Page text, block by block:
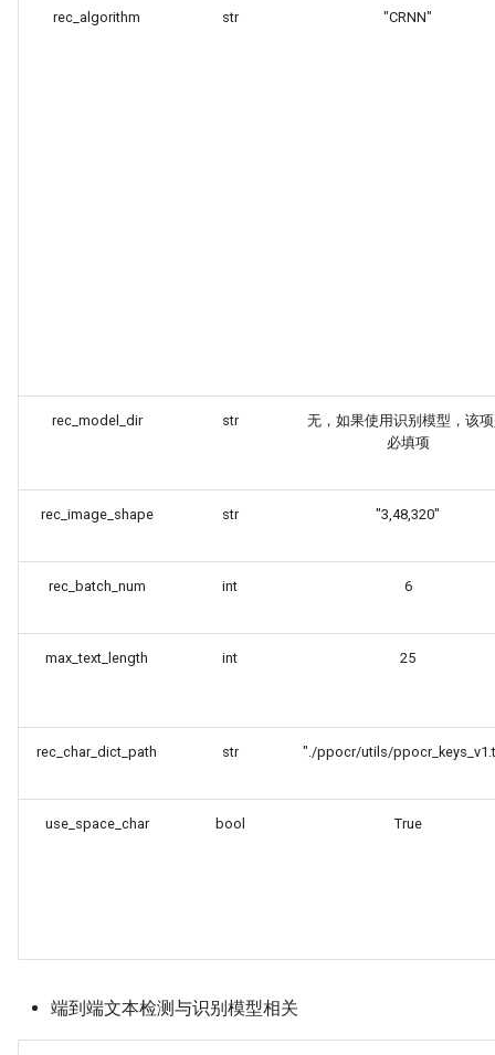
rec_algorithm str "CRNN"
rec_model_dir str
无，如果使用识别模型，该
必填项
rec_image_shape str "3,48,320"
rec_batch_num int 6
max_text_length int 25
rec_char_dict_path str "./ppocr/utils/
use_space_char bool True
端到端文本检测与识别模型相关